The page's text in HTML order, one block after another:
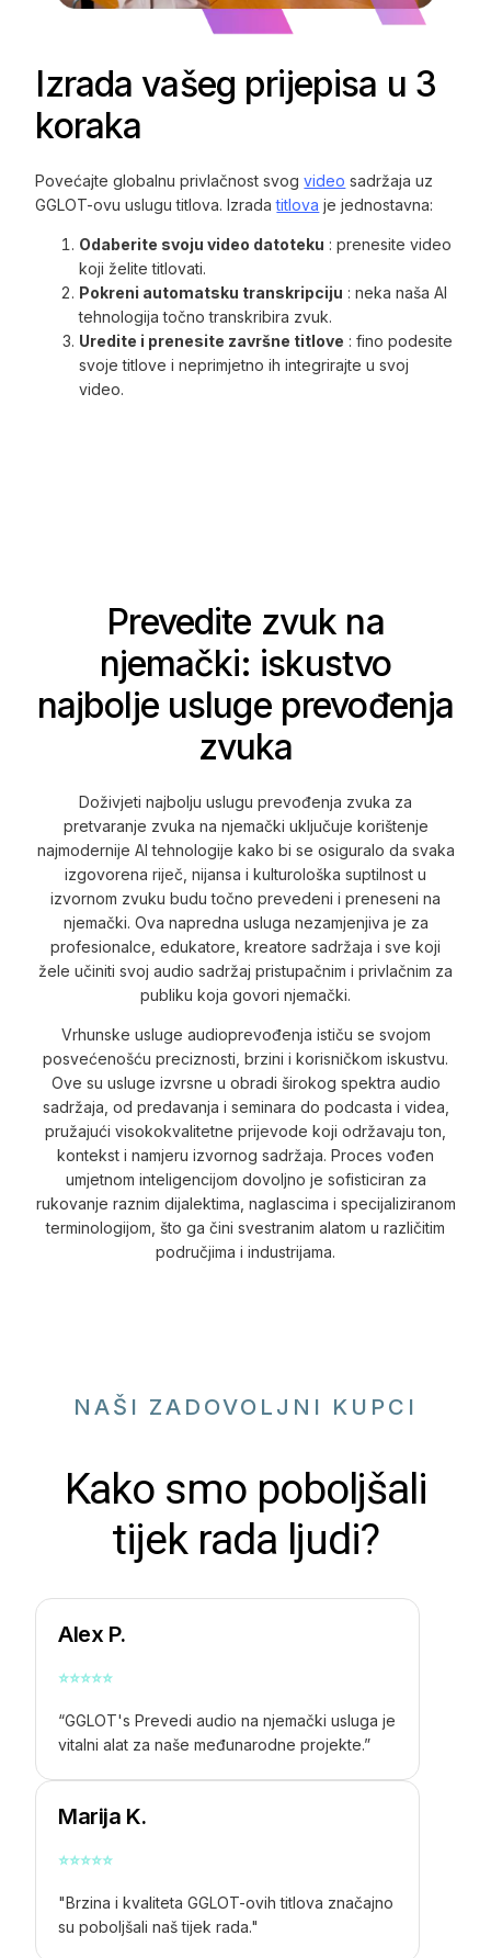
Izrada vašeg prijepisa u 3
koraka
Povećajte globalnu privlačnost svogvideo sadržaja uz
GGLOT-ovu uslugu titlova. Izradatitlova je jednostavna:
Odaberite svoju video datoteku : prenesite video
koji želite titlovati.
Pokreni automatsku transkripciju : neka naša AI
tehnologija točno transkribira zvuk.
Uredite i prenesite završne titlove : fino podesite
svoje titlove i neprimjetno ih integrirajte u svoj
video.
Prevedite zvuk na
njemački: iskustvo
najbolje usluge prevođenja
zvuka
Doživjeti najbolju uslugu prevođenja zvuka za
pretvaranje zvuka na njemački uključuje korištenje
najmodernije AI tehnologije kako bi se osiguralo da svaka
izgovorena riječ, nijansa i kulturološka suptilnost u
izvornom zvuku budu točno prevedeni i preneseni na
njemački. Ova napredna usluga nezamjenjiva je za
profesionalce, edukatore, kreatore sadržaja i sve koji
žele učiniti svoj audio sadržaj pristupačnim i privlačnim za
publiku koja govori njemački.
Vrhunske usluge audioprevođenja ističu se svojom
posvećenošću preciznosti, brzini i korisničkom iskustvu.
Ove su usluge izvrsne u obradi širokog spektra audio
sadržaja, od predavanja i seminara do podcasta i videa,
pružajući visokokvalitetne prijevode koji održavaju ton,
kontekst i namjeru izvornog sadržaja. Proces vođen
umjetnom inteligencijom dovoljno je sofisticiran za
rukovanje raznim dijalektima, naglascima i specijaliziranom
terminologijom, što ga čini svestranim alatom u različitim
područjima i industrijama.
NAŠI ZADOVOLJNI KUPCI
Kako smo poboljšali
tijek rada ljudi?
Alex P.
⭐⭐⭐⭐⭐
“GGLOT's Prevedi audio na njemačkiusluga je
vitalni alat za naše međunarodne projekte.”
Marija K.
⭐⭐⭐⭐⭐
"Brzina i kvaliteta GGLOT-ovih titlova značajno
su poboljšali naš tijek rada."